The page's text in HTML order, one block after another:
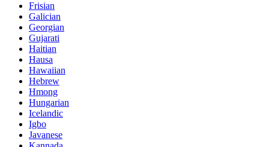
Frisian
Galician
Georgian
Gujarati
Haitian
Hausa
Hawaiian
Hebrew
Hmong
Hungarian
Icelandic
Igbo
Javanese